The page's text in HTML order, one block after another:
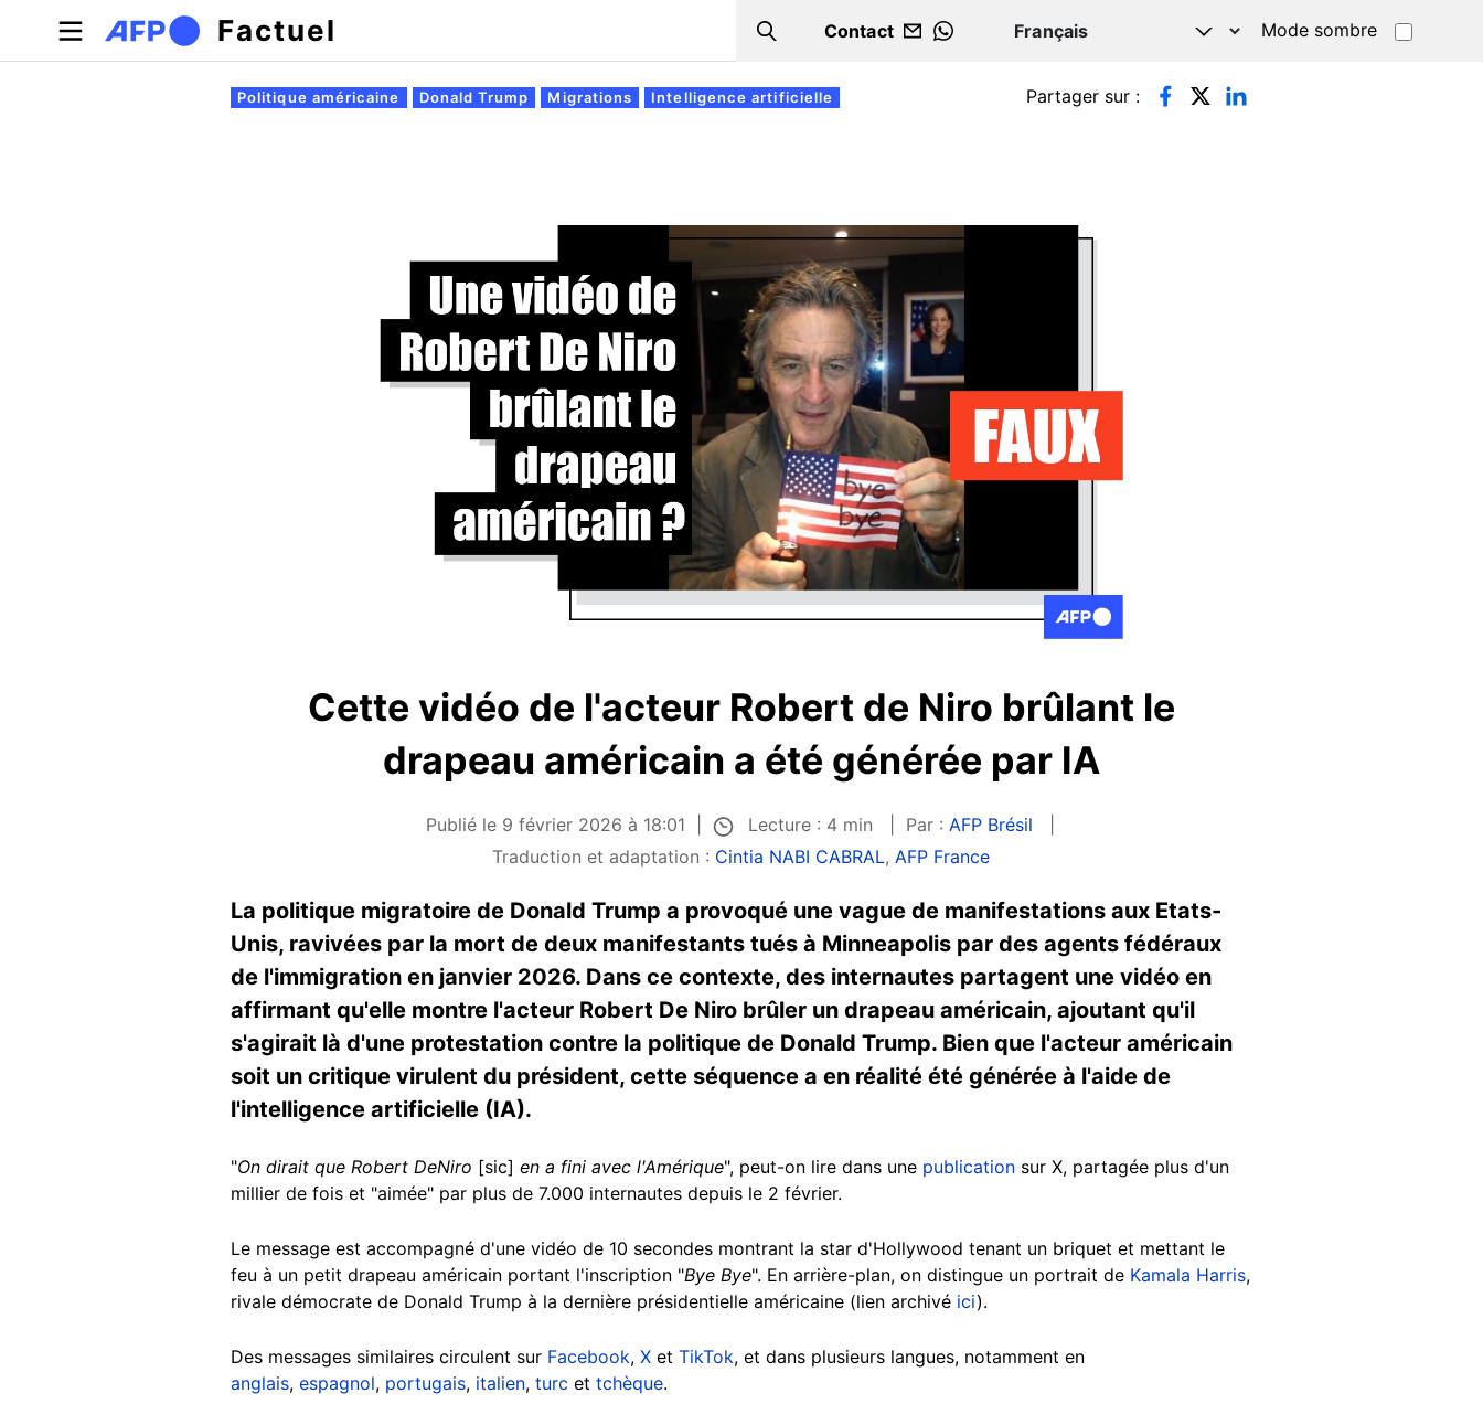
Aller au contenu principal
Factuel Search
Contact
WHATSAPP
Mode sombre
Onglets principaux
Politique américaine Donald Trump Migrations Intelligence artificielle Partager sur :
Cette vidéo de l'acteur Robert de Niro brûlant le
drapeau américain a été générée par IA
Publié le 9 février 2026 à 18:01 Lecture : 4 min Par : AFP Brésil
Traduction et adaptation : Cintia NABI CABRAL, AFP France
La politique migratoire de Donald Trump a provoqué une vague de manifestations aux Etats-
Unis, ravivées par la mort de deux manifestants tués à Minneapolis par des agents fédéraux
de l'immigration en janvier 2026. Dans ce contexte, des internautes partagent une vidéo en
affirmant qu'elle montre l'acteur Robert De Niro brûler un drapeau américain, ajoutant qu'il
s'agirait là d'une protestation contre la politique de Donald Trump. Bien que l'acteur américain
soit un critique virulent du président, cette séquence a en réalité été générée à l'aide de
l'intelligence artificielle (IA).
"On dirait que Robert DeNiro [sic] en a fini avec l'Amérique", peut-on lire dans une publication sur X, partagée plus d'un
millier de fois et "aimée" par plus de 7.000 internautes depuis le 2 février.
Le message est accompagné d'une vidéo de 10 secondes montrant la star d'Hollywood tenant un briquet et mettant le
feu à un petit drapeau américain portant l'inscription "Bye Bye". En arrière-plan, on distingue un portrait de Kamala Harris,
rivale démocrate de Donald Trump à la dernière présidentielle américaine (lien archivé ici).
Des messages similaires circulent sur Facebook, X et TikTok, et dans plusieurs langues, notamment en
anglais, espagnol, portugais, italien, turc et tchèque.